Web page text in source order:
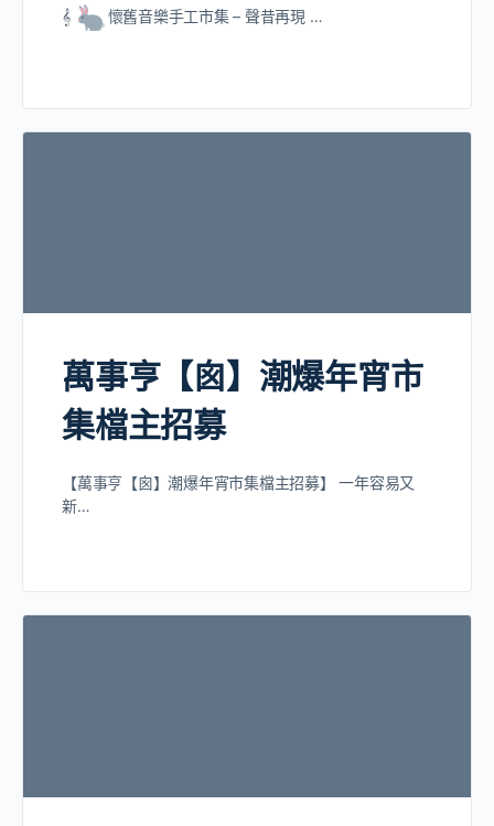
𝄞 懷舊音樂手工市集 – 聲昔再現 …
萬事亨【囪】潮爆年宵市
集檔主招募
【萬事亨【囪】潮爆年宵市集檔主招募】 一年容易又
新…